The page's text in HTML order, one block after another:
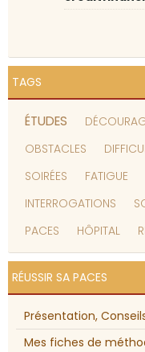
TAGS
ÉTUDES
OBSTACLES
SOIRÉES
FATIGUE
INTERROGATIONS
PACES
HÔPITAL
RÉUSSIR SA PACES
Présentation,
Mes fiches de